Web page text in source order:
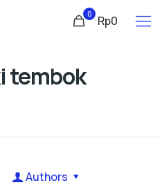
0 Rp0
tembok
Authors